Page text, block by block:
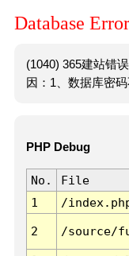
Database Error
(1040) 365建站错
因：1、数据库密
PHP Debug
No. File
1
/
2 /source/